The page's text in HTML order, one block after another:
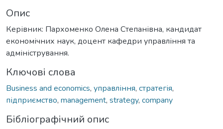
Опис
Керівник: Пархоменко Олена Степанівна, кандидат
економічних наук, доцент кафедри управління та
адміністрування.
Ключові слова
Business and economics, управління, стратегія,
підприємство, management, strategy, company
Бібліографічний опис